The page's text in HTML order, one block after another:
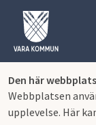
Den här
Webbplatsen
upplevelse. Här